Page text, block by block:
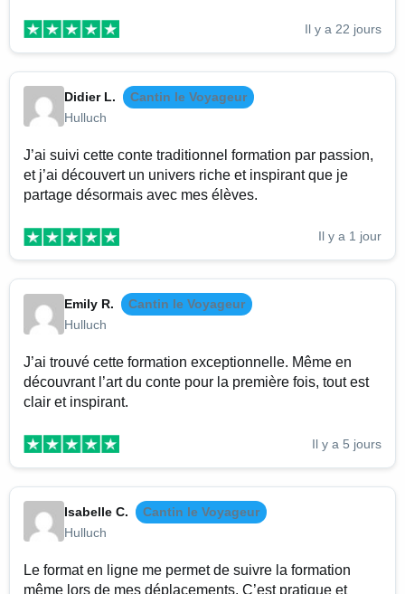
Il y a 22 jours
Didier L.
Cantin le Voyageur
Hulluch
J’ai suivi cette conte traditionnel formation par passion,
et j’ai découvert un univers riche et inspirant que je
partage désormais avec mes élèves.
Il y a 1 jour
Emily R.
Cantin le Voyageur
Hulluch
J’ai trouvé cette formation exceptionnelle. Même en
découvrant l’art du conte pour la première fois, tout est
clair et inspirant.
Il y a 5 jours
Isabelle C.
Cantin le Voyageur
Hulluch
Le format en ligne me permet de suivre la formation
même lors de mes déplacements. C’est pratique et